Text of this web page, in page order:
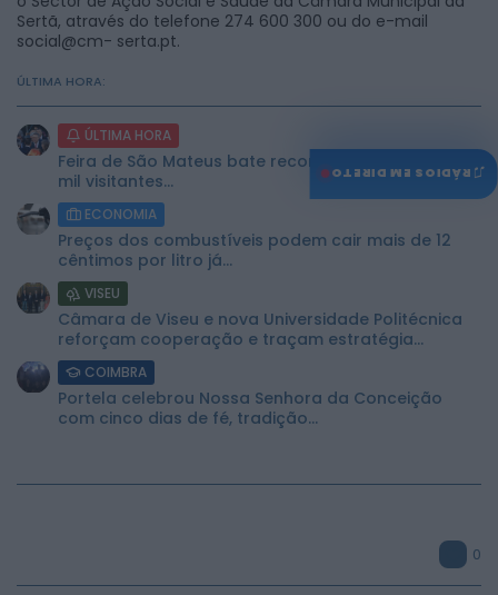
Sertã, através do telefone 274 600 300 ou do e-mail
social@cm- serta.pt.
ÚLTIMA HORA:
ÚLTIMA HORA
Feira de São Mateus bate recorde com mais de 56
mil visitantes...
ECONOMIA
Preços dos combustíveis podem cair mais de 12
cêntimos por litro já...
VISEU
Câmara de Viseu e nova Universidade Politécnica
reforçam cooperação e traçam estratégia...
COIMBRA
Portela celebrou Nossa Senhora da Conceição
com cinco dias de fé, tradição...
0
♫
RÁDIOS EM DIRETO